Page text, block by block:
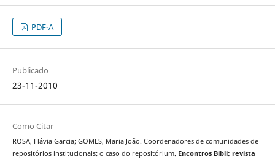
PDF-A
Publicado
23-11-2010
Como Citar
ROSA, Flávia Garcia; GOMES, Maria João. Coordenadores de comunidades de
repositórios institucionais: o caso do repositórium. Encontros Bibli: revista